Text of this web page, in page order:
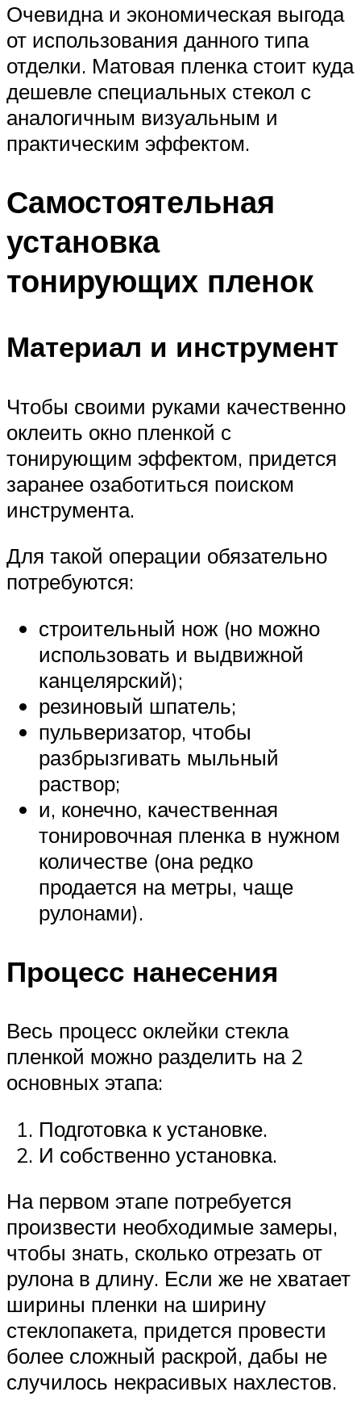
Очевидна и экономическая выгода
от использования данного типа
отделки. Матовая пленка стоит куда
дешевле специальных стекол с
аналогичным визуальным и
практическим эффектом.
Самостоятельная
установка
тонирующих пленок
Материал и инструмент
Чтобы своими руками качественно
оклеить окно пленкой с
тонирующим эффектом, придется
заранее озаботиться поиском
инструмента.
Для такой операции обязательно
потребуются:
строительный нож (но можно
использовать и выдвижной
канцелярский);
резиновый шпатель;
пульверизатор, чтобы
разбрызгивать мыльный
раствор;
и, конечно, качественная
тонировочная пленка в нужном
количестве (она редко
продается на метры, чаще
рулонами).
Процесс нанесения
Весь процесс оклейки стекла
пленкой можно разделить на 2
основных этапа:
Подготовка к установке.
И собственно установка.
На первом этапе потребуется
произвести необходимые замеры,
чтобы знать, сколько отрезать от
рулона в длину. Если же не хватает
ширины пленки на ширину
стеклопакета, придется провести
более сложный раскрой, дабы не
случилось некрасивых нахлестов.